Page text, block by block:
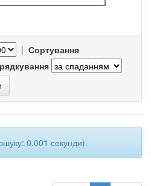
| Сортування
0.001 секунди).